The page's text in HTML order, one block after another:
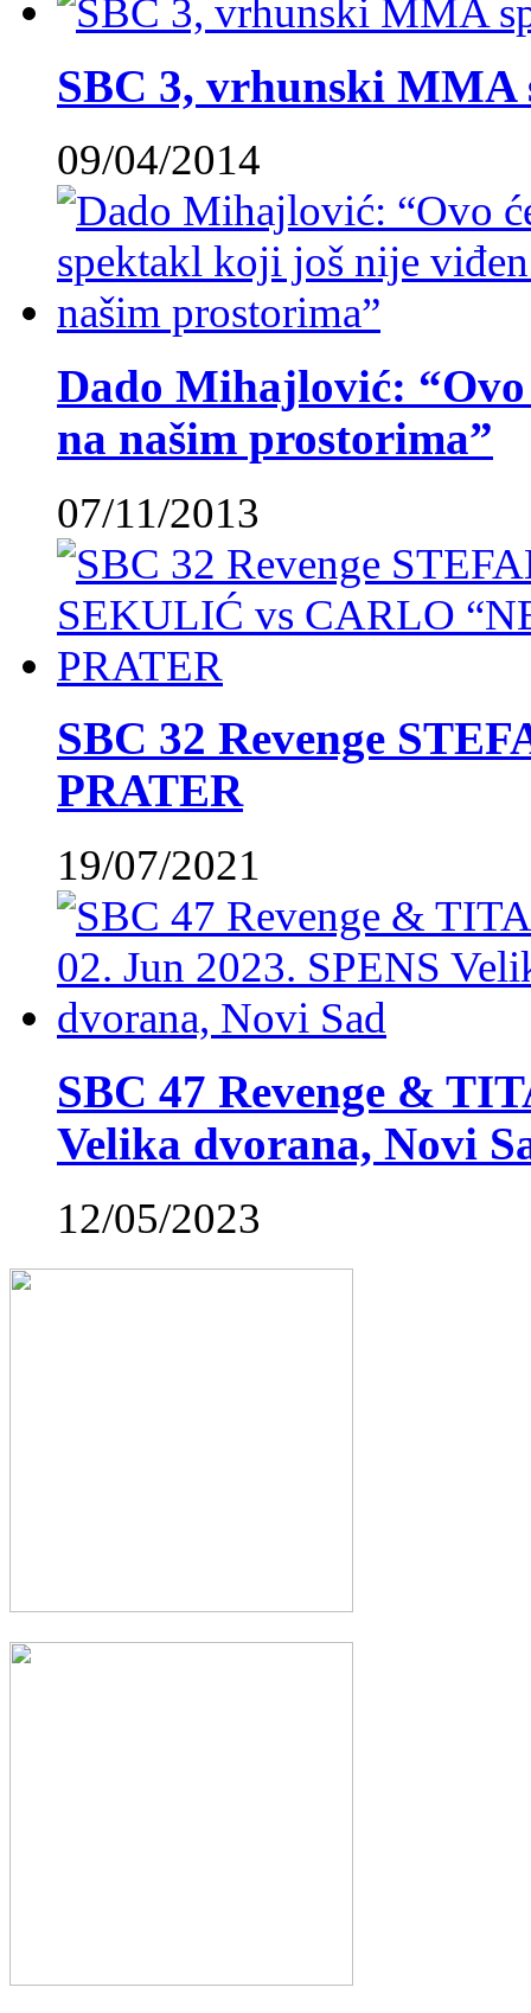
SBC 3, vrhunski MMA
09/04/2014
Dado Mihajlović:
na našim prostorima”
07/11/2013
SBC 32 Revenge
PRATER
19/07/2021
SBC 47 Revenge &
Velika dvorana, Novi
12/05/2023